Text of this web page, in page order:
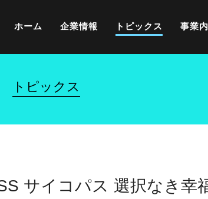
ホーム 企業情報 トピックス 事業
トピックス
サイコパス 選択なき幸